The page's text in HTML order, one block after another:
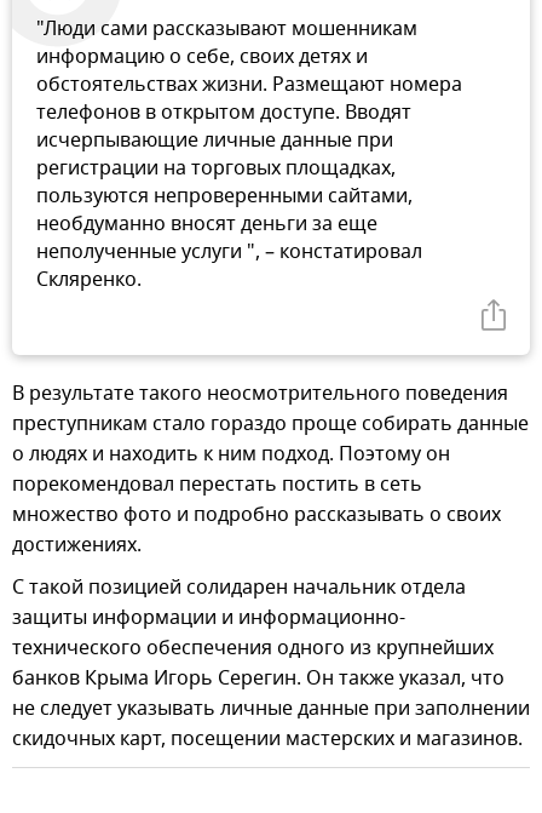
"Люди сами рассказывают мошенникам
информацию о себе, своих детях и
обстоятельствах жизни. Размещают номера
телефонов в открытом доступе. Вводят
исчерпывающие личные данные при
регистрации на торговых площадках,
пользуются непроверенными сайтами,
необдуманно вносят деньги за еще
неполученные услуги ", – констатировал
Скляренко.
В результате такого неосмотрительного поведения
преступникам стало гораздо проще собирать данные
о людях и находить к ним подход. Поэтому он
порекомендовал перестать постить в сеть
множество фото и подробно рассказывать о своих
достижениях.
С такой позицией солидарен начальник отдела
защиты информации и информационно-
технического обеспечения одного из крупнейших
банков Крыма Игорь Серегин. Он также указал, что
не следует указывать личные данные при заполнении
скидочных карт, посещении мастерских и магазинов.